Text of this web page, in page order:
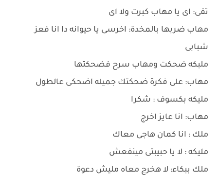
تقى: اى يا مهاب كبرت ولا اى
مهاب ضربها بالمخدة: اخرسى يا حيوانه دا انا فعز
شبابى
ملبكه ضحكت ومهاب سرح فضحكتها
مهاب: على فكرة ضحكتك جميله اضحكى عالطول
مليكه بكسوف : شكرا
مهاب: انا عايز اخرج
ملك : انا كمان هاجى معاك
مليكه : لا يا حبيبتى مينفعش
ملك ببكاء: لا هخرج معاه مليش دعوة